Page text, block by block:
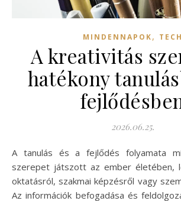
MINDENNAPOK, TECH
A kreativitás
hatékony
2026.06.25.
A tanulás és a fejlődés folyamata mindig is központi
szerepet játszott az ember életében,
oktatásról, szakmai képzésről vagy
Az információk befogadása és